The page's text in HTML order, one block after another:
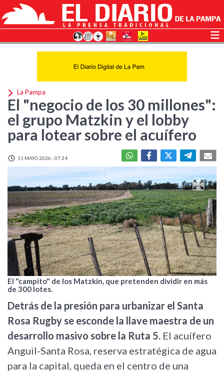
La Pampa
El "negocio de los 30 millones":
el grupo Matzkin y el lobby
para lotear sobre el acuífero
11 MAYO 2026 - 07:24
El "campito" de los Matzkin, que pretenden dividir en más
de 300 lotes.
Detrás de la presión para urbanizar el Santa
Rosa Rugby se esconde la llave maestra de un
desarrollo masivo sobre la Ruta 5. El acuífero
Anguil-Santa Rosa, reserva estratégica de agua
para la capital, queda en el centro de una